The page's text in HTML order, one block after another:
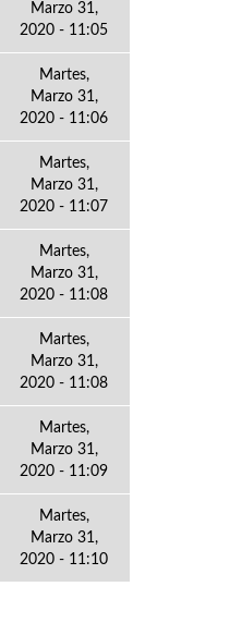
Marzo 31,
2020 - 11:05
Martes,
Marzo 31,
2020 - 11:06
Martes,
Marzo 31,
2020 - 11:07
Martes,
Marzo 31,
2020 - 11:08
Martes,
Marzo 31,
2020 - 11:08
Martes,
Marzo 31,
2020 - 11:09
Martes,
Marzo 31,
2020 - 11:10